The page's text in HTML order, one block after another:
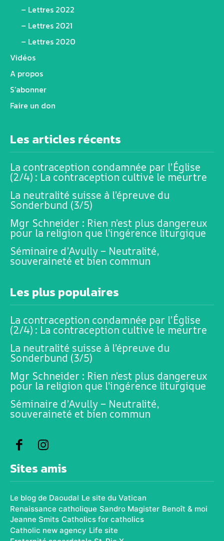
– Lettres 2022
– Lettres 2021
– Lettres 2020
Vidéos
A propos
S’abonner
Faire un don
Les articles récents
La contraception condamnée par l’Église
(2/4) : La contraception cultive le meurtre
La neutralité suisse à l’épreuve du
Sonderbund (3/5)
Mgr Schneider : Rien n’est plus dangereux
pour la religion que l’ingérence liturgique
Séminaire d’Avully – Neutralité,
souveraineté et bien commun
Les plus populaires
La contraception condamnée par l’Église
(2/4) : La contraception cultive le meurtre
La neutralité suisse à l’épreuve du
Sonderbund (3/5)
Mgr Schneider : Rien n’est plus dangereux
pour la religion que l’ingérence liturgique
Séminaire d’Avully – Neutralité,
souveraineté et bien commun
Sites amis
Le blog de Daoudal Le site du Vatican
Renaissance catholique Sandro Magister Benoît & moi
Jeanne Smits Catholics for catholics
Catholic new agency Life site